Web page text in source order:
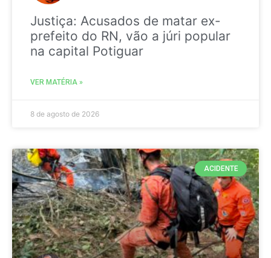
Justiça: Acusados de matar ex-
prefeito do RN, vão a júri popular
na capital Potiguar
VER MATÉRIA »
8 de agosto de 2026
ACIDENTE